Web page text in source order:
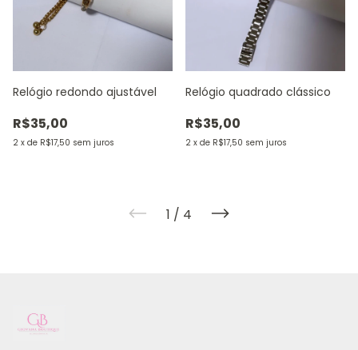
Relógio redondo ajustável
R$35,00
2 x de R$17,50 sem juros
Relógio quadrado clássico
R$35,00
2 x de R$17,50 sem juros
1 / 4